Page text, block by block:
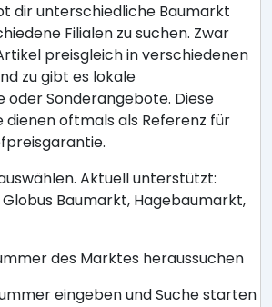
dir unterschiedliche Baumarkt
Filialen zu suchen. Zwar
preisgleich in verschiedenen
zu gibt es lokale
oder Sonderangebote. Diese
dienen oftmals als Referenz für
Aktuell unterstützt:
Baumarkt, Hagebaumarkt,
des Marktes heraussuchen
eingeben und Suche starten